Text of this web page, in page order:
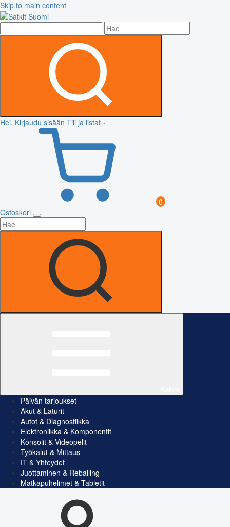
Skip to main content
Hei, Kirjaudu sisään Tili ja listat
0
Ostoskori
Päivän tarjoukset
Akut & Laturit
Autot & Diagnostiikka
Elektroniikka & Komponentit
Konsolit & Videopelit
Työkalut & Mittaus
IT & Yhteydet
Juottaminen & Reballing
Matkapuhelimet & Tabletit